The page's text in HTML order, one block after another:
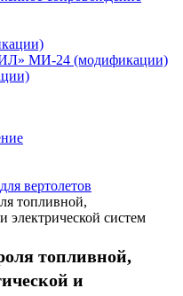
МИ-24 (модификации)
вертолетов
топливной,
электрической систем
топливной,
и